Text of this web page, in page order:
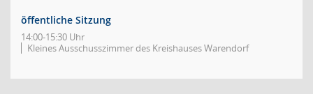
öffentliche Sitzung
14:00-15:30 Uhr
Kleines Ausschusszimmer des Kreishauses Warendorf